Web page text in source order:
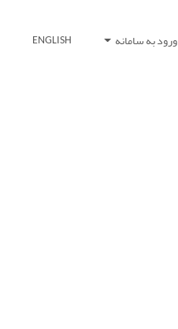
ورود به سامانه ENGLISH